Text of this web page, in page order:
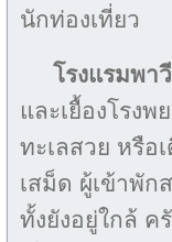
นักท่องเที่ยว
โรงแรมพา
และเยื้องโรง
ทะเลสวย หรือ
เสม็ด ผู้เข้าพัก
ทั้งยังอยู่ใกล้ ค